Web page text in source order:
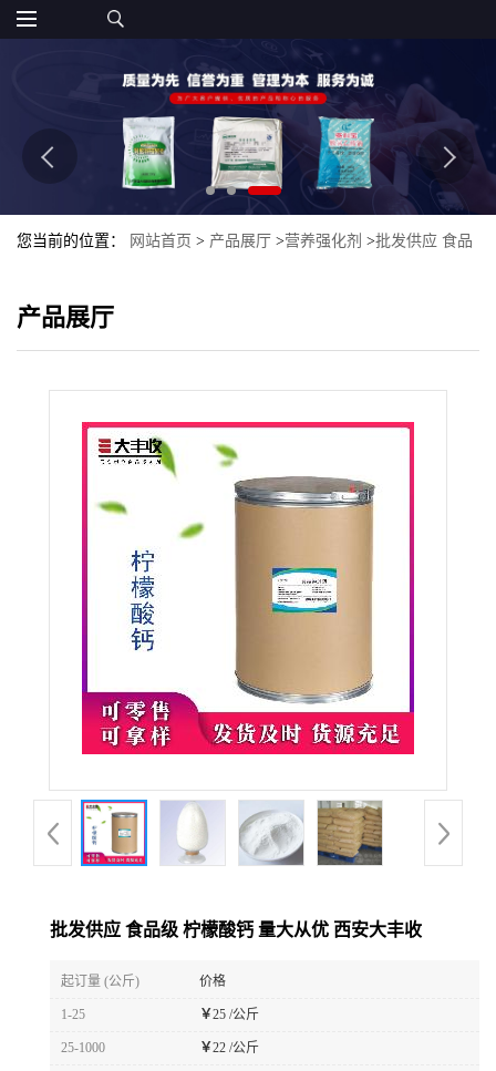
您当前的位置： 网站首页 > 产品展厅 >营养强化剂 >批发供应 食品
产品展厅
批发供应 食品级 柠檬酸钙 量大从优 西安大丰收
起订量 (公斤) 价格
1-25 ￥25 /公斤
25-1000 ￥22 /公斤